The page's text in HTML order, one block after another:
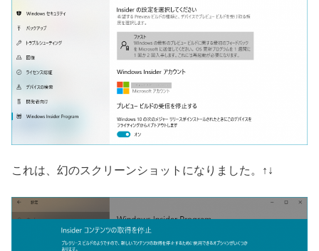
これは、幻のスクリーンショットになりました。↑↓